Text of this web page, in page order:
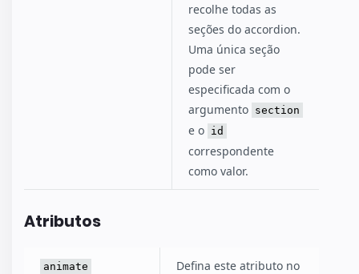
recolhe todas as
seções do accordion.
Uma única seção
pode ser
especificada com o
argumento section
e o id
correspondente
como valor.
Atributos
animate Defina este atributo no